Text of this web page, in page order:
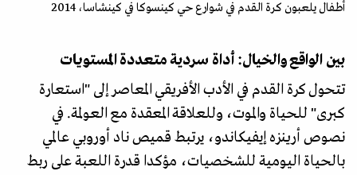
أطفال يلعبون كرة القدم في شوارع حي كينسوكا في كينشاسا، 2014
بين الواقع والخيال: أداة سردية متعددة المستويات
تتحول كرة القدم في الأدب الأفريقي المعاصر إلى "استعارة
كبرى" للحياة والموت، وللعلاقة المعقدة مع العولمة. في
نصوص أرينزه إيفيكاندو، يرتبط قميص ناد أوروبي عالمي
بالحياة اليومية للشخصيات، مؤكدا قدرة اللعبة على ربط